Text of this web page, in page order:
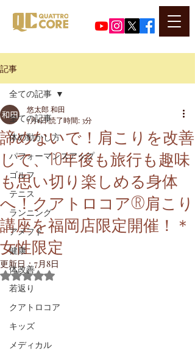
記事
全ての記事
体の動かし方
パフォーマンスアップ
ゴルフ
テニス
ランニング
アメフト
健康
体改善
若返り
クアトロコア
キッズ
メディカル
全ての記事
諦めないで！肩こりを改善
して、10年後も旅行も趣味
も思い切り楽しめる身体
へ！クアトロコア®肩こり
講座を福岡店限定開催！＊
女性限定
悠太郎 和田
7月1日読了時間: 3分
更新日：7月8日
5つ星のうちNaNと評価されています。